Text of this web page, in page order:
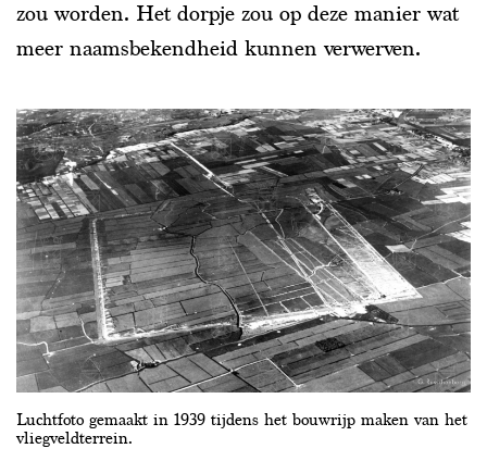
zou worden. Het dorpje zou op deze manier wat
meer naamsbekendheid kunnen verwerven.
Luchtfoto gemaakt in 1939 tijdens het bouwrijp maken van het
vliegveldterrein.